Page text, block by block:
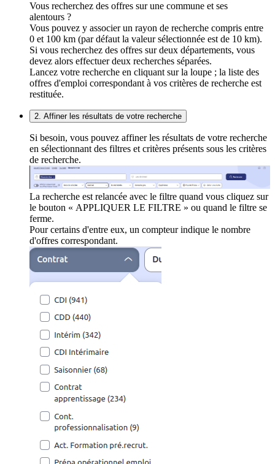
Vous recherchez des offres sur une commune et ses
alentours ?
Vous pouvez y associer un rayon de recherche compris entre
0 et 100 km (par défaut la valeur sélectionnée est de 10 km).
Si vous recherchez des offres sur deux départements, vous
devez alors effectuer deux recherches séparées.
Lancez votre recherche en cliquant sur la loupe ; la liste des
offres d'emploi correspondant à vos critères de recherche est
restituée.
2. Affiner les résultats de votre recherche
Si besoin, vous pouvez affiner les résultats de votre recherche
en sélectionnant des filtres et critères présents sous les critères
de recherche.
La recherche est relancée avec le filtre quand vous cliquez sur
le bouton « APPLIQUER LE FILTRE » ou quand le filtre se
ferme.
Pour certains d'entre eux, un compteur indique le nombre
d'offres correspondant.